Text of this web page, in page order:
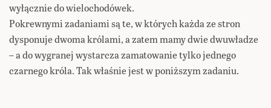
wyłącznie do wielochodówek.
Pokrewnymi zadaniami są te, w których każda ze stron
dysponuje dwoma królami, a zatem mamy dwie dwuwładze
– a do wygranej wystarcza zamatowanie tylko jednego
czarnego króla. Tak właśnie jest w poniższym zadaniu.